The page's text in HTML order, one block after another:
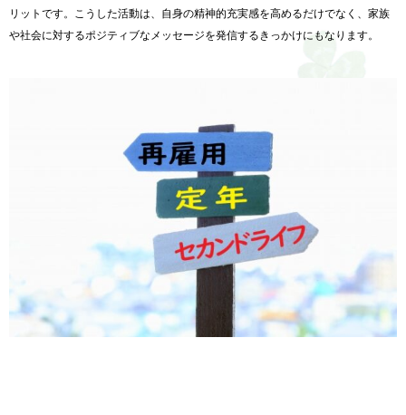
リットです。こうした活動は、 自身の精神的充実感を高めるだけでなく、 家族
や社会に対するポジティブなメッセージを発信するきっかけに もなります。